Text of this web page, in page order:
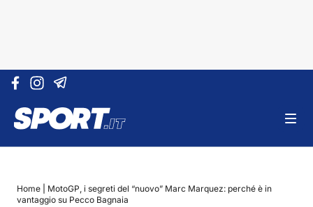
Vai al contenuto
Home
MotoGP, i segreti del “nuovo” Marc Marquez: perché è in
vantaggio su Pecco Bagnaia